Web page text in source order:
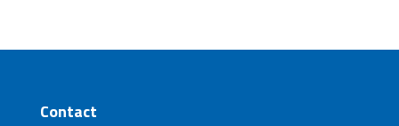
Contact